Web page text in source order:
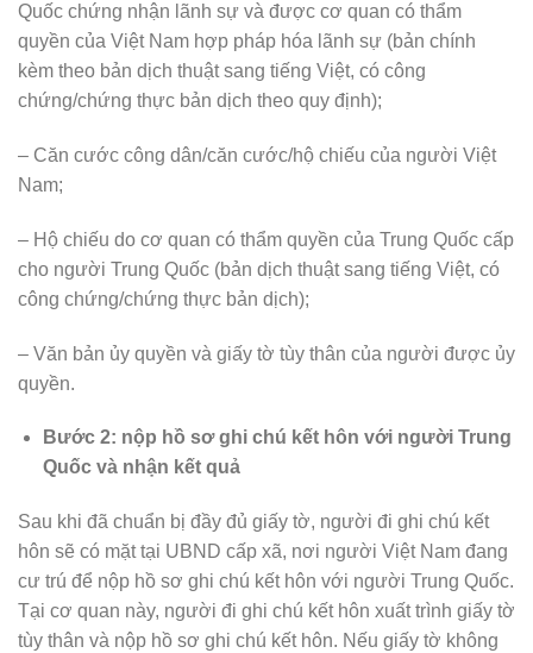
Quốc chứng nhận lãnh sự và được cơ quan có thẩm
quyền của Việt Nam hợp pháp hóa lãnh sự (bản chính
kèm theo bản dịch thuật sang tiếng Việt, có công
chứng/chứng thực bản dịch theo quy định);
– Căn cước công dân/căn cước/hộ chiếu của người Việt
Nam;
– Hộ chiếu do cơ quan có thẩm quyền của Trung Quốc cấp
cho người Trung Quốc (bản dịch thuật sang tiếng Việt, có
công chứng/chứng thực bản dịch);
– Văn bản ủy quyền và giấy tờ tùy thân của người được ủy
quyền.
Bước 2: nộp hồ sơ ghi chú kết hôn với người Trung
Quốc và nhận kết quả
Sau khi đã chuẩn bị đầy đủ giấy tờ, người đi ghi chú kết
hôn sẽ có mặt tại UBND cấp xã, nơi người Việt Nam đang
cư trú để nộp hồ sơ ghi chú kết hôn với người Trung Quốc.
Tại cơ quan này, người đi ghi chú kết hôn xuất trình giấy tờ
tùy thân và nộp hồ sơ ghi chú kết hôn. Nếu giấy tờ không